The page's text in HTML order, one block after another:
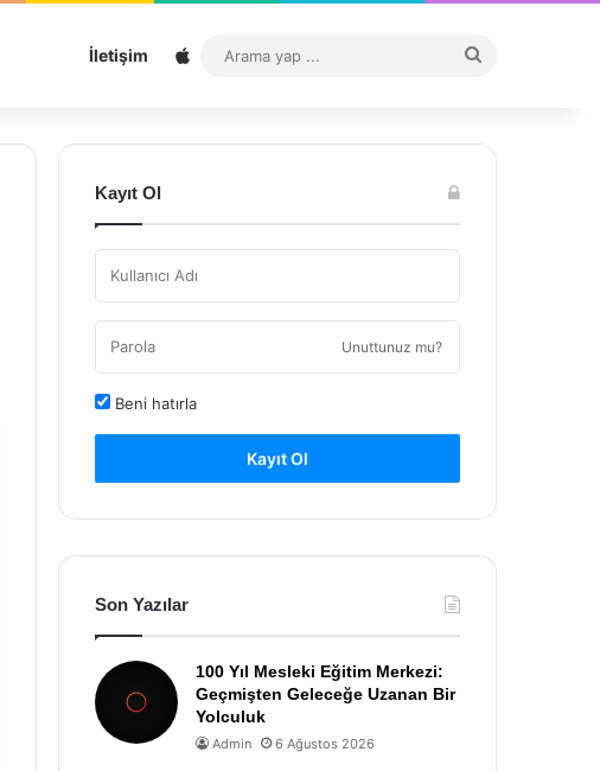
İletişim Sitemap
...
Kayıt Ol
Unuttunuz mu?
Beni hatırla
Kayıt Ol
Son Yazılar
100 Yıl Mesleki Eğitim Merkezi:
Geçmişten Geleceğe Uzanan Bir
Yolculuk
Admin 6 Ağustos 2026